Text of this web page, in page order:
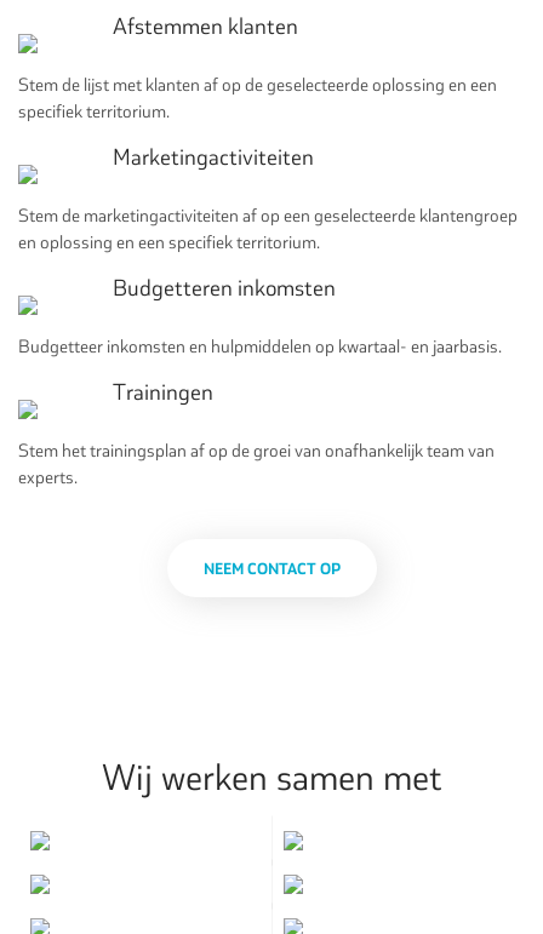
Afstemmen klanten
Stem de lijst met klanten af op de geselecteerde oplossing en een
specifiek territorium.
Marketingactiviteiten
Stem de marketingactiviteiten af op een geselecteerde klantengroep
en oplossing en een specifiek territorium.
Budgetteren inkomsten
Budgetteer inkomsten en hulpmiddelen op kwartaal- en jaarbasis.
Trainingen
Stem het trainingsplan af op de groei van onafhankelijk team van
experts.
NEEM CONTACT OP
Wij werken samen met